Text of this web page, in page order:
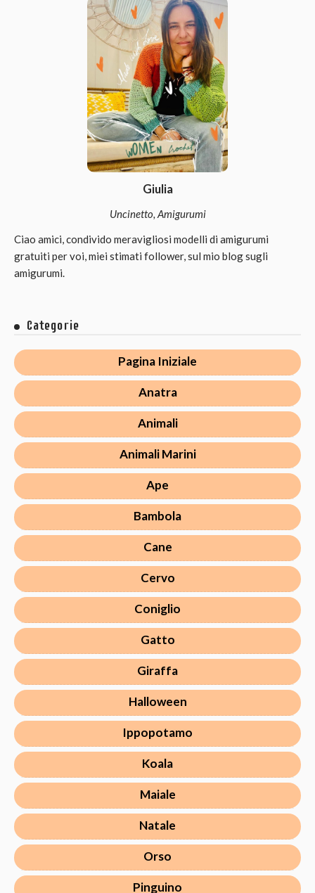
Giulia
Uncinetto, Amigurumi
Ciao amici, condivido meravigliosi modelli di amigurumi
gratuiti per voi, miei stimati follower, sul mio blog sugli
amigurumi.
Categorie
Pagina Iniziale
Anatra
Animali
Animali Marini
Ape
Bambola
Cane
Cervo
Coniglio
Gatto
Giraffa
Halloween
Ippopotamo
Koala
Maiale
Natale
Orso
Pinguino